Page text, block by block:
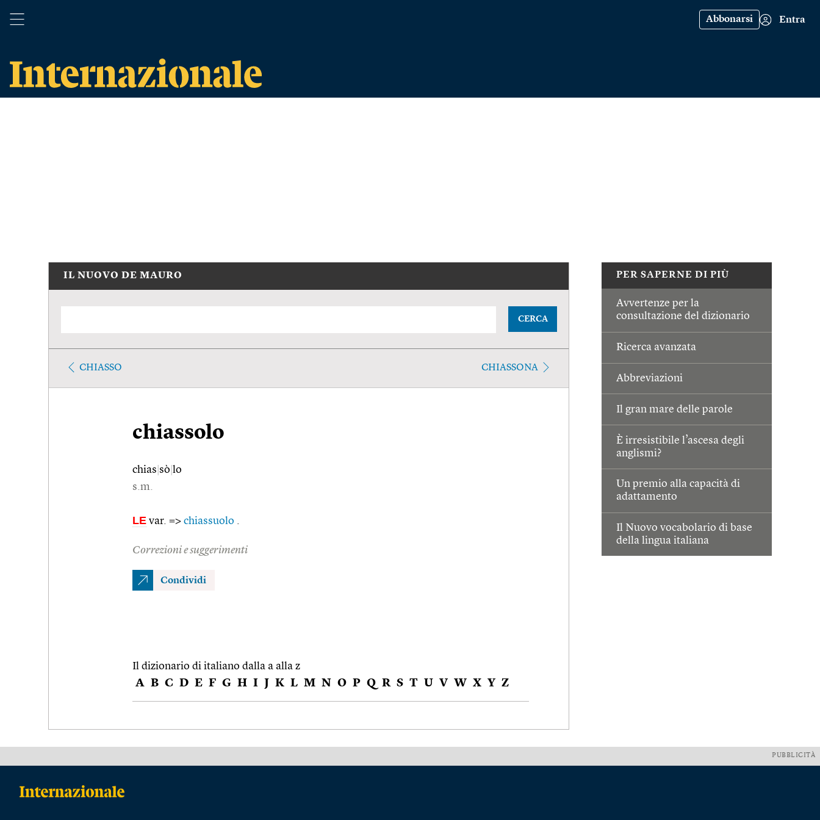
Abbonarsi Entra
PER SAPERNE DI PIÙ
Avvertenze per la
consultazione del dizionario
Ricerca avanzata
Abbreviazioni
Il gran mare delle parole
È irresistibile l’ascesa degli
anglismi?
Un premio alla capacità di
adattamento
Il Nuovo vocabolario di base
della lingua italiana
IL NUOVO DE MAURO
CERCA
CHIASSO CHIASSONA
chiassolo
chias sò lo
s.m.
LE var. => chiassuolo .
Correzioni e suggerimenti
Condividi
Il dizionario di italiano dalla a alla z
A B C D E F G H I J K L M N O P Q R S T U V W X Y Z
PUBBLICITÀ